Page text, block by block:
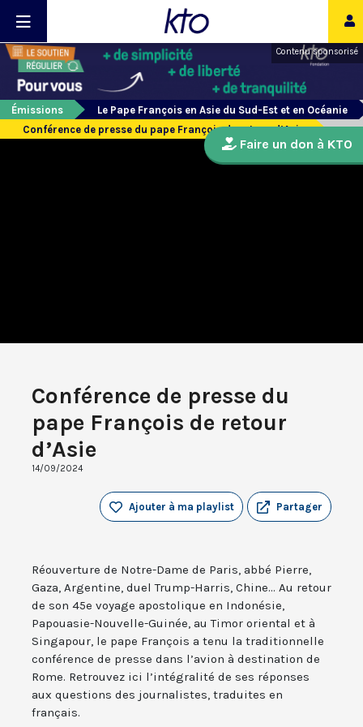
Contenu sponsorisé
Émissions
Le Pape François en Asie du Sud-Est et en Océanie
Conférence de presse du pape François de retour d’Asie
Conférence de presse du
pape François de retour
d’Asie
14/09/2024
Partager
Ajouter à ma playlist
Réouverture de Notre-Dame de Paris, abbé Pierre,
Gaza, Argentine, duel Trump-Harris, Chine... Au retour
de son 45e voyage apostolique en Indonésie,
Papouasie-Nouvelle-Guinée, au Timor oriental et à
Singapour, le pape François a tenu la traditionnelle
conférence de presse dans l’avion à destination de
Rome. Retrouvez ici l’intégralité de ses réponses
aux questions des journalistes, traduites en
français.
Faire un don à KTO